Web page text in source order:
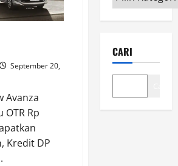
September 20,
Avanza
OTR Rp
Kredit DP
Produk
&
disini
CARI